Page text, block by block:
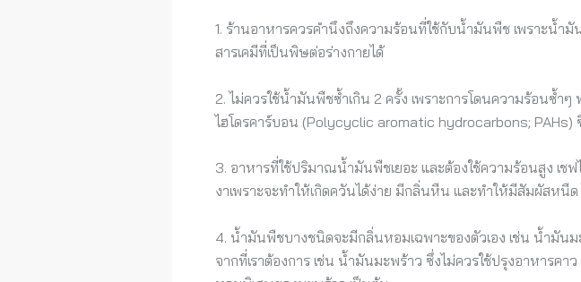
1. ร้านอาหารควรคำนึงถึงความร้อนที่ใช้กับน้ำมันพืช เพราะน้ำ
สารเคมีที่เป็นพิษต่อร่างกายได้
2. ไม่ควรใช้น้ำมันพืชซ้ำเกิน 2 ครั้ง เพราะการโดนความร้อนซ้ำๆ
ไฮโดรคาร์บอน (Polycyclic aromatic hydrocarbons; PAHs)
3. อาหารที่ใช้ปริมาณน้ำมันพืชเยอะ และต้องใช้ความร้อนสูง เ
งาเพราะจะทำให้เกิดควันได้ง่าย มีกลิ่นหืน และทำให้มีสัมผัสหนื
4. น้ำมันพืชบางชนิดจะมีกลิ่นหอมเฉพาะของตัวเอง เช่น น้ำมัน
จากที่เราต้องการ เช่น น้ำมันมะพร้าว ซึ่งไม่ควรใช้ปรุงอาหารคา